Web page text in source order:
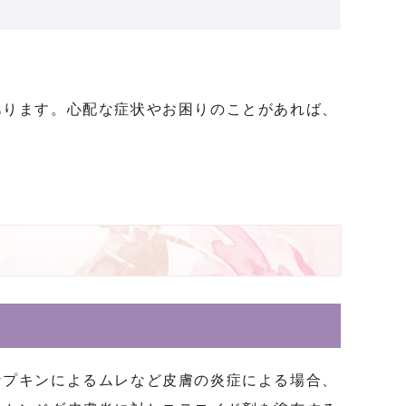
ます。心配な症状やお困りのことがあれば、
キンによるムレなど皮膚の炎症による場合、